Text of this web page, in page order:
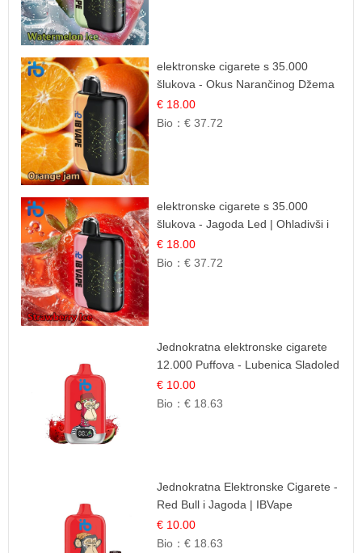
elektronske cigarete s 35.000
šlukova - Okus Narančinog Džema
| Dugotrajno Iskustvo
€ 18.00
Bio：€ 37.72
elektronske cigarete s 35.000
šlukova - Jagoda Led | Ohladivši i
Osježavajući Okus
€ 18.00
Bio：€ 37.72
Jednokratna elektronske cigarete
12.000 Puffova - Lubenica Sladoled
| Ljetna Desertna Aroma
€ 10.00
Bio：€ 18.63
Jednokratna Elektronske Cigarete -
Red Bull i Jagoda | IBVape
€ 10.00
Bio：€ 18.63